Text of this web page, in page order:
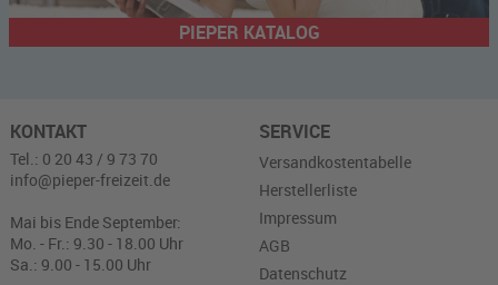
PIEPER KATALOG
KONTAKT
Tel.: 0 20 43 / 9 73 70
info@pieper-freizeit.de
Mai bis Ende September:
Mo. - Fr.: 9.30 - 18.00 Uhr
Sa.: 9.00 - 15.00 Uhr
SERVICE
Versandkostentabelle
Herstellerliste
Impressum
AGB
Datenschutz